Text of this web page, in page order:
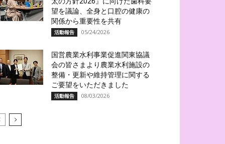
望を議論、全身と口腔の健康の
関係から重要性を共有
活動報告 05/24/2026
国営農業水利事業促進関東協議
会の皆さまより農業水利施設の
整備・更新や維持管理に関する
ご要望をいただきました
活動報告 08/03/2026